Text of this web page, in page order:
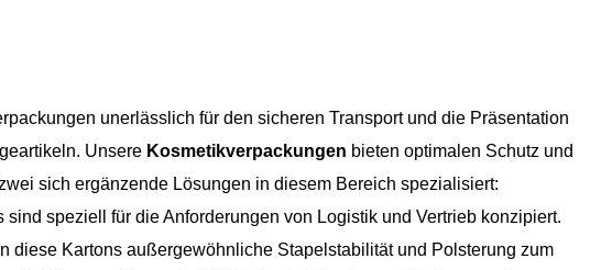
unerlässlich für den sicheren Transport und die Präsentation
Unsere Kosmetikverpackungen bieten optimalen Schutz und
sich ergänzende Lösungen in diesem Bereich spezialisiert:
speziell für die Anforderungen von Logistik und Vertrieb konzipiert.
diese Kartons außergewöhnliche Stapelstabilität und Polsterung zum